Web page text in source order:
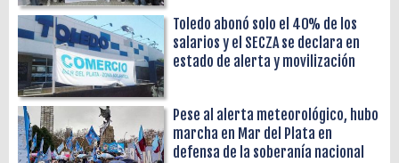
Toledo abonó solo el 40% de los
salarios y el SECZA se declara en
estado de alerta y movilización
Pese al alerta meteorológico, hubo
marcha en Mar del Plata en
defensa de la soberanía nacional